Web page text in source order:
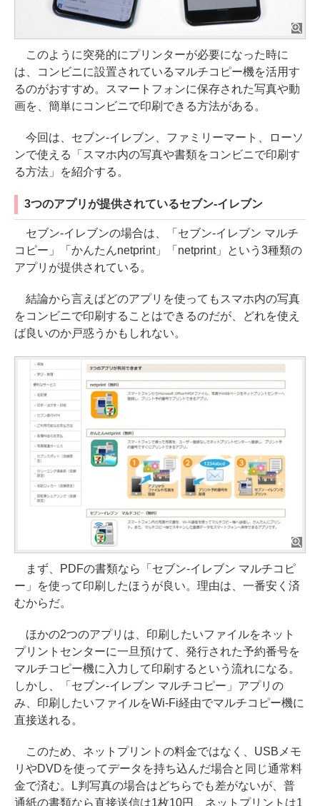
このように突発的にプリンターが必要になった時に
は、コンビニに設置されているマルチコピー機を活用す
るのがおすすめ。スマートフォンに保存された写真や動
画を、簡単にコンビニで印刷できる方法がある。
今回は、セブン-イレブン、ファミリーマート、ローソ
ンで使える「スマホ内の写真や書類をコンビニで印刷す
る方法」を紹介する。
3つのアプリが提供されているセブン-イレブン
セブン-イレブンの場合は、「セブン-イレブン マルチ
コピー」「かんたんnetprint」「netprint」という3種類の
アプリが提供されている。
結論から言えばどのアプリを使ってもスマホ内の写真
をコンビニで印刷することはできるのだが、どれを使え
ば良いのか戸惑うかもしれない。
まず、PDFの書類なら「セブン-イレブン マルチコピ
ー」を使って印刷したほうが良い。理由は、一番安く済
むからだ。
ほかの2つのアプリは、印刷したいファイルをネット
プリントセンターに一旦預けて、発行された予約番号を
マルチコピー機に入力して印刷するという流れになる。
しかし、「セブン-イレブン マルチコピー」アプリの
み、印刷したいファイルをWi-Fi経由でマルチコピー機に
直接送れる。
このため、ネットプリントの料金ではなく、USBメモ
リやDVDを使ってデータを持ち込んだ場合と同じ通常料
金で済む。L判写真の場合はどちらでも差がないが、普
通紙の書類なら直接送信は1枚10円、ネットプリントは1